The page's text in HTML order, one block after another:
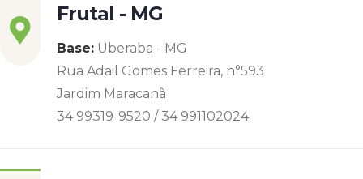
Frutal - MG
Base: Uberaba - MG
Rua Adail Gomes Ferreira, n°593
Jardim Maracanã
34 99319-9520 / 34 991102024